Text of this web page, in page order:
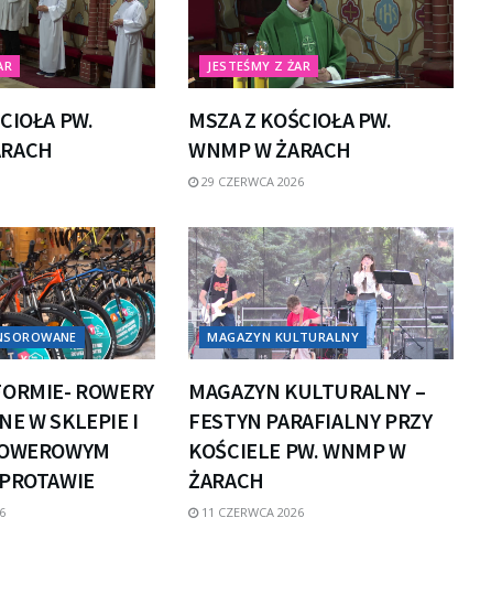
PW.
JESTEŚMY Z ŻAR
MSZA Z KOŚCIOŁA PW.
WNMP W ŻARACH
29 CZERWCA 2026
ROWERY
W SKLEPIE I
MAGAZYN KULTURALNY
MAGAZYN KULTURALNY –
FESTYN PARAFIALNY PRZY
KOŚCIELE PW. WNMP W
ŻARACH
11 CZERWCA 2026